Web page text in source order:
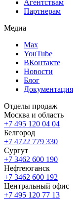
Агентствам
Партнерам
Медиа
Max
YouTube
ВКонтакте
Новости
Блог
Документация
Отделы продаж
Москва и область
+7 495 120 04 04
Белгород
+7 4722 779 330
Сургут
+7 3462 600 190
Нефтеюганск
+7 3462 600 192
Центральный офис
+7 495 120 77 13